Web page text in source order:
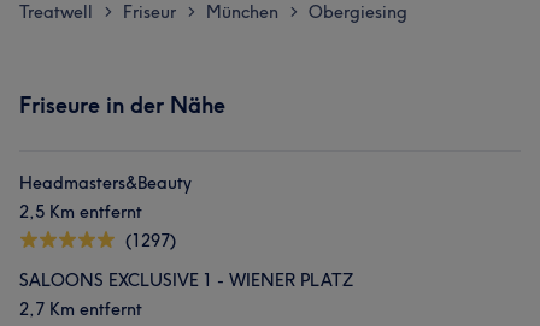
Treatwell > Friseur > München > Obergiesing
Friseure in der Nähe
Headmasters&Beauty
2,5 Km entfernt
(1297)
SALOONS EXCLUSIVE 1 - WIENER PLATZ
2,7 Km entfernt